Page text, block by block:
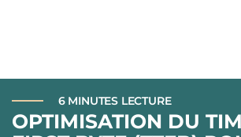
6 MINUTES LECTURE
OPTIMISATION DU